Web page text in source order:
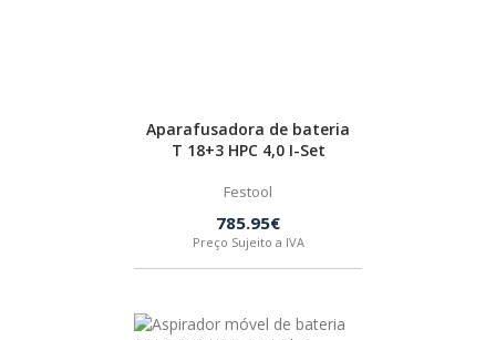
Aparafusadora de bateria
T 18+3 HPC 4,0 I-Set
Festool
785.95€
Preço Sujeito a IVA